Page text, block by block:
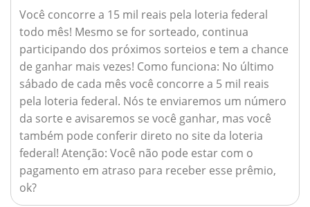
Você concorre a 15 mil reais pela loteria federal
todo mês! Mesmo se for sorteado, continua
participando dos próximos sorteios e tem a chance
de ganhar mais vezes! Como funciona: No último
sábado de cada mês você concorre a 5 mil reais
pela loteria federal. Nós te enviaremos um número
da sorte e avisaremos se você ganhar, mas você
também pode conferir direto no site da loteria
federal! Atenção: Você não pode estar com o
pagamento em atraso para receber esse prêmio,
ok?